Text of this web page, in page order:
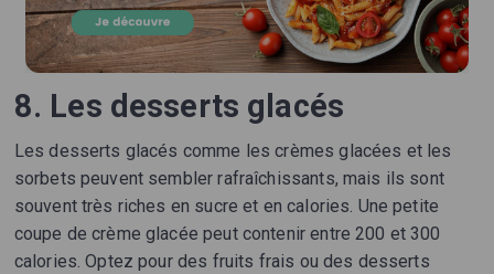
8. Les desserts glacés
Les desserts glacés comme les crèmes glacées et les
sorbets peuvent sembler rafraîchissants, mais ils sont
souvent très riches en sucre et en calories. Une petite
coupe de crème glacée peut contenir entre 200 et 300
calories. Optez pour des fruits frais ou des desserts